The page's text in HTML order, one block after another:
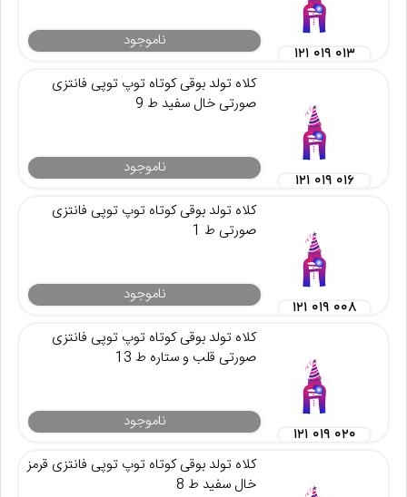
ناموجود
۱۲۱ ۰۱۹ ۰۱۳
کلاه تولد بوقی کوتاه توپ توپی فانتزی
صورتی خال سفید ط 9
ناموجود
۱۲۱ ۰۱۹ ۰۱۶
کلاه تولد بوقی کوتاه توپ توپی فانتزی
صورتی ط 1
ناموجود
۱۲۱ ۰۱۹ ۰۰۸
کلاه تولد بوقی کوتاه توپ توپی فانتزی
صورتی قلب و ستاره ط 13
ناموجود
۱۲۱ ۰۱۹ ۰۲۰
کلاه تولد بوقی کوتاه توپ توپی فانتزی قرمز
خال سفید ط 8